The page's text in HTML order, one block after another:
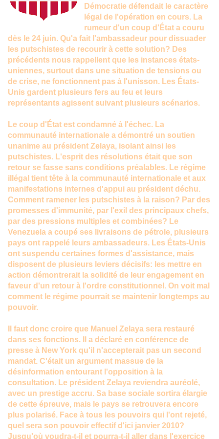
Démocratie défendait le caractère
légal de l'opération en cours. La
rumeur d'un coup d'État a couru
dès le 24 juin. Qu'a fait l'ambassadeur pour dissuader
les putschistes de recourir à cette solution? Des
précédents nous rappellent que les instances états-
uniennes, surtout dans une situation de tensions ou
de crise, ne fonctionnent pas à l'unisson. Les États-
Unis gardent plusieurs fers au feu et leurs
représentants agissent suivant plusieurs scénarios.
Le coup d'État est condamné à l'échec. La
communauté internationale a démontré un soutien
unanime au président Zelaya, isolant ainsi les
putschistes. L'esprit des résolutions était que son
retour se fasse sans conditions préalables. Le régime
illégal tient tête à la communauté internationale et aux
manifestations internes d'appui au président déchu.
Comment ramener les putschistes à la raison? Par des
promesses d'immunité, par l'exil des principaux chefs,
par des pressions multiples et combinées? Le
Venezuela a coupé ses livraisons de pétrole, plusieurs
pays ont rappelé leurs ambassadeurs. Les États-Unis
ont suspendu certaines formes d'assistance, mais
disposent de plusieurs leviers décisifs: les mettre en
action démontrerait la solidité de leur engagement en
faveur d'un retour à l'ordre constitutionnel. On voit mal
comment le régime pourrait se maintenir longtemps au
pouvoir.
Il faut donc croire que Manuel Zelaya sera restauré
dans ses fonctions. Il a déclaré en conférence de
presse à New York qu'il n'accepterait pas un second
mandat. C'était un argument massue de la
désinformation entourant l'opposition à la
consultation. Le président Zelaya reviendra auréolé,
avec un prestige accru. Sa base sociale sortira élargie
de cette épreuve, mais le pays se retrouvera encore
plus polarisé. Face à tous les pouvoirs qui l'ont rejeté,
quel sera son pouvoir effectif d'ici janvier 2010?
Jusqu'où voudra-t-il et pourra-t-il aller dans l'exercice